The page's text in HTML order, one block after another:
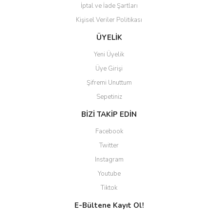
İptal ve İade Şartları
Kişisel Veriler Politikası
ÜYELİK
Yeni Üyelik
Üye Girişi
Şifremi Unuttum
Sepetiniz
BİZİ TAKİP EDİN
Facebook
Twitter
Instagram
Youtube
Tiktok
E-Bültene Kayıt Ol!